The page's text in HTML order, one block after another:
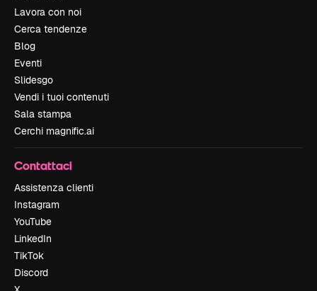
Lavora con noi
Cerca tendenze
Blog
Eventi
Slidesgo
Vendi i tuoi contenuti
Sala stampa
Cerchi magnific.ai
Contattaci
Assistenza clienti
Instagram
YouTube
LinkedIn
TikTok
Discord